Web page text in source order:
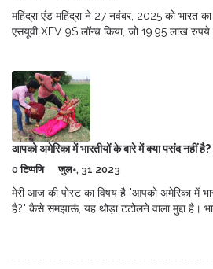
महिंद्रा एंड महिंद्रा ने 27 नवंबर, 2025 को भारत
एसयूवी XEV 9S लॉन्च किया, जो 19.95 लाख
आपको अमेरिका में भारतीयों के बारे में क्या पसंद नहीं है?
0 टिप्पणि जुल॰, 31 2023
मेरी आज की पोस्ट का विषय है "आपको अमेरिका में
है?" कैसे समझाऊं, यह थोड़ा टटोलने वाला मुद्दा है।